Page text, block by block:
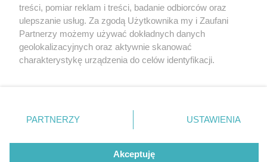
Nie zapomnij
zapoznać się z:
polityką prywatności
Twojemiasto
Piekary Śląskie
Chorzów
Tarnowskie Góry
Gliwice
Skontakuj sięz nami
Kontakt
Redakcja
Newsletter
treści, pomiar reklam i treści, badanie odbiorców oraz
ulepszanie usług. Za zgodą Użytkownika my i Zaufani
Partnerzy możemy używać dokładnych danych
geolokalizacyjnych oraz aktywnie skanować
charakterystykę urządzenia do celów identyfikacji.
zmienić/wycofać klikając przycisk ustawień prywatności
znajdujący się w lewym dolnym rogu strony
rodzaje przetwarzania danych nie wymagają zgody
użytkownika, ale masz prawo sprzeciwić się takiemu
PARTNERZY USTAWIENIA
Akceptuję